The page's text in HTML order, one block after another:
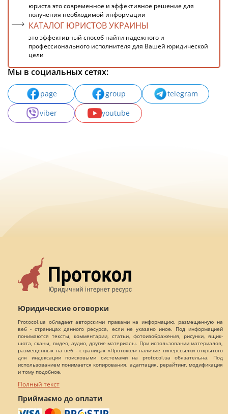
юриста это современное и эффективное решение для
получения необходимой информации
КАТАЛОГ ЮРИСТОВ УКРАИНЫ
это эффективный способ найти надежного и
профессионального исполнителя для Вашей юридической
цели
Мы в социальных сетях:
page group
telegram
viber
youtube
Юридические оговорки
Protocol.ua обладает авторскими правами на информацию, размещенную на
веб - страницах данного ресурса, если не указано иное. Под информацией
понимаются тексты, комментарии, статьи, фотоизображения, рисунки, ящик-
шота, сканы, видео, аудио, другие материалы. При использовании материалов,
размещенных на веб - страницах «Протокол» наличие гиперссылки открытого
для индексации поисковыми системами на protocol.ua обязательна. Под
использованием понимается копирования, адаптация, рерайтинг, модификация
и тому подобное.
Полный текст
Приймаємо до оплати